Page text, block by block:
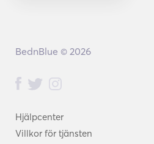
Hjälpcenter
Villkor för tjänsten
BednBlue © 2026